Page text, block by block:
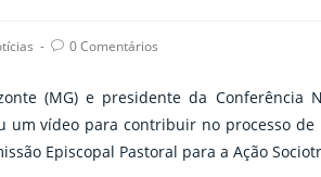
Post0 Comentários
(MG) e presidente da Conferência
um vídeo para contribuir no processo
Episcopal Pastoral para a Ação